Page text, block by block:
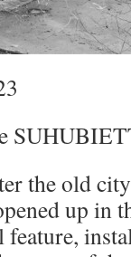
the old
up in